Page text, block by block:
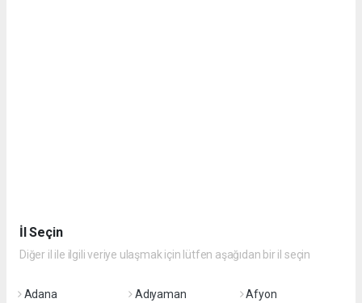
İl Seçin
Diğer il ile ilgili veriye ulaşmak için lütfen aşağıdan bir il seçin
Adana Adıyaman
Afyon